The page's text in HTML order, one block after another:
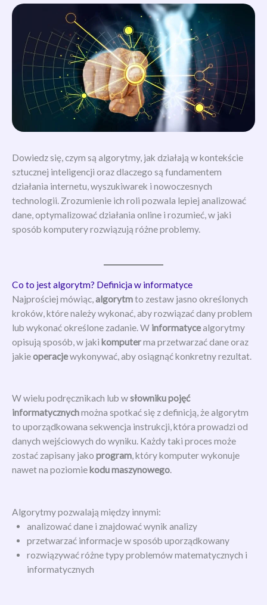
Dowiedz się, czym są algorytmy, jak działają w kontekście
sztucznej inteligencji oraz dlaczego są fundamentem
działania internetu, wyszukiwarek i nowoczesnych
technologii. Zrozumienie ich roli pozwala lepiej analizować
dane, optymalizować działania online i rozumieć, w jaki
sposób komputery rozwiązują różne problemy.
Co to jest algorytm? Definicja w informatyce
Najprościej mówiąc,algorytmto zestaw jasno określonych
kroków, które należy wykonać, aby rozwiązać dany problem
lub wykonać określone zadanie. W informatycealgorytmy
opisują sposób, w jaki komputerma przetwarzać dane oraz
jakieoperacjewykonywać, aby osiągnąć konkretny rezultat.
W wielu podręcznikach lub wsłowniku pojęć
informatycznychmożna spotkać się z definicją, że algorytm
to uporządkowana sekwencja instrukcji, która prowadzi od
danych wejściowych do wyniku. Każdy taki proces może
zostać zapisany jako program, który komputer wykonuje
nawet na poziomie kodu maszynowego.
Algorytmy pozwalają między innymi:
analizować dane i znajdować wynik analizy
przetwarzać informacje w sposób uporządkowany
rozwiązywać różne typy problemów matematycznych i
informatycznych